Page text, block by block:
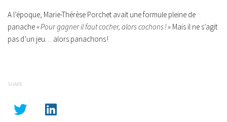
A l’époque, Marie-Thérèse Porchet avait une formule pleine de
panache« Pour gagner il faut cocher, alors cochons ! » Mais il ne s’agit
pas d’un jeu… alors panachons !
SHARE